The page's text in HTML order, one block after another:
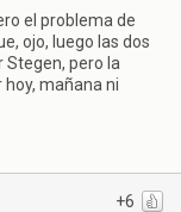
el problema de
ojo, luego las dos
Stegen, pero la
mañana ni
+6